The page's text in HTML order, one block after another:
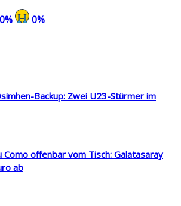
0% 0%
Backup: Zwei U23-Stürmer im
Como offenbar vom Tisch: Galatasaray
ab